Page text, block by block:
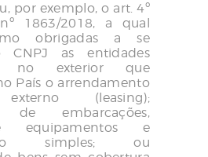
por exemplo, o art. 4º
1863/2018, a qual
obrigadas a se
CNPJ as entidades
no exterior que
País o arrendamento
(leasing);
de embarcações,
equipamentos e
simples; ou